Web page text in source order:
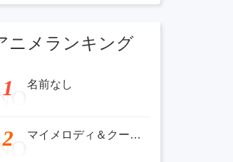
ニメランキング
NO
1 名前なし
NO
2 マイメロディ＆クールーム